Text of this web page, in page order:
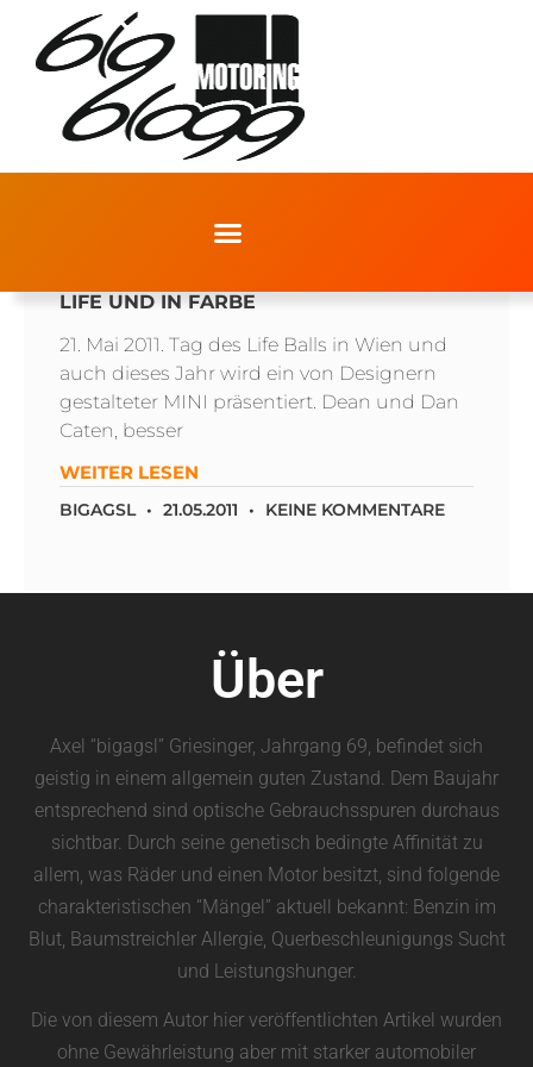
LIFE UND IN FARBE
21. Mai 2011. Tag des Life Balls in Wien und
auch dieses Jahr wird ein von Designern
gestalteter MINI präsentiert. Dean und Dan
Caten, besser
WEITER LESEN
BIGAGSL 21.05.2011 KEINE KOMMENTARE
Über
Axel “bigagsl” Griesinger, Jahrgang 69, befindet sich
geistig in einem allgemein guten Zustand. Dem Baujahr
entsprechend sind optische Gebrauchsspuren durchaus
sichtbar. Durch seine genetisch bedingte Affinität zu
allem, was Räder und einen Motor besitzt, sind folgende
charakteristischen “Mängel” aktuell bekannt: Benzin im
Blut, Baumstreichler Allergie, Querbeschleunigungs Sucht
und Leistungshunger.
Die von diesem Autor hier veröffentlichten Artikel wurden
ohne Gewährleistung aber mit starker automobiler